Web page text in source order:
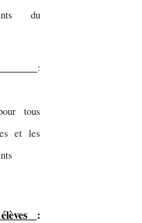
du
:
tous
et les
:
seront utilisées qu'aux fins